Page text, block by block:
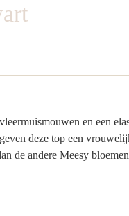
en een
deze top een
de andere Meesy